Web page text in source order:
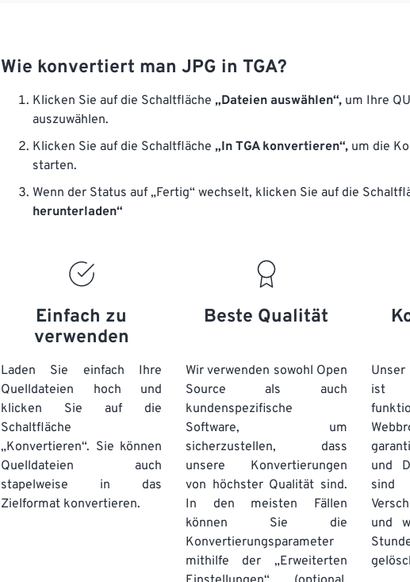
Wie konvertiert man JPG in TGA?
Klicken Sie auf die Schaltfläche „Dateien auswählen“, um Ihre
auszuwählen.
Klicken Sie auf die Schaltfläche „In TGA konvertieren“, um die
starten.
Wenn der Status auf „Fertig“ wechselt, klicken Sie auf die
herunterladen“
Einfach zu
verwenden
Laden Sie einfach Ihre
Quelldateien hoch und
klicken Sie auf die
Schaltfläche
„Konvertieren“. Sie können
Quelldateien auch
stapelweise in das
Zielformat konvertieren.
Beste Qualität
Wir verwenden sowohl Open
Source als auch
kundenspezifische
Software, um
sicherzustellen, dass
unsere Konvertierungen
von höchster Qualität sind.
In den meisten Fällen
können Sie die
Konvertierungsparameter
mithilfe der „Erweiterten
ist
und
sind
und